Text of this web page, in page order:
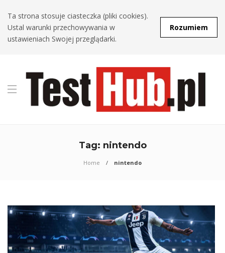
Ta strona stosuje ciasteczka (pliki cookies).
Ustal warunki przechowywania w
ustawieniach Swojej przeglądarki.
Rozumiem
Tag: nintendo
Home nintendo